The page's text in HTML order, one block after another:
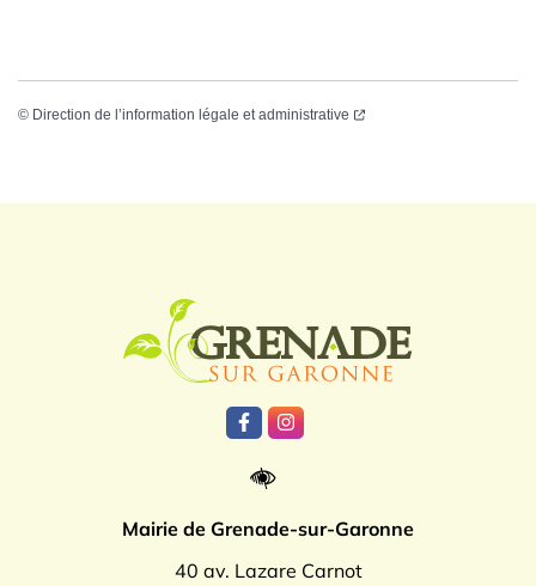
© Direction de l’information légale et administrative
Lien vers le compte Facebook
Lien vers le compte
Mairie de Grenade-sur-Garonne
40 av. Lazare Carnot